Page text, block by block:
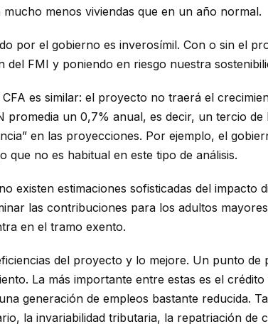
menos viviendas que en un año normal.
por el gobierno es inverosímil. Con o sin el
FMI y poniendo en riesgo nuestra
es similar: el proyecto no traerá el
un 0,7% anual, es decir, un tercio
en las proyecciones. Por ejemplo, el
que no es habitual en este tipo de análisis.
existen estimaciones sofisticadas del impacto
las contribuciones para los adultos
en el tramo exento.
del proyecto y lo mejore. Un punto de
La más importante entre estas es el
generación de empleos bastante reducida.
la invariabilidad tributaria, la repatriación de